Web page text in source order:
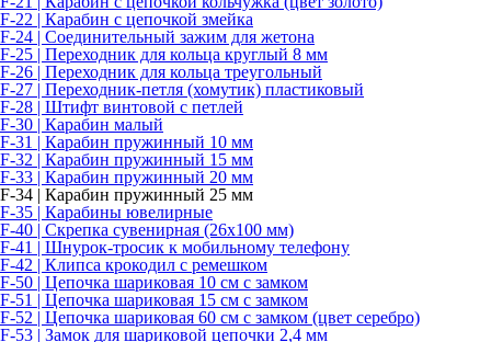
F-22 | Карабин с цепочкой змейка
F-24 | Соединительный зажим для жетона
F-25 | Переходник для кольца круглый 8 мм
F-26 | Переходник для кольца треугольный
F-27 | Переходник-петля (хомутик) пластиковый
F-28 | Штифт винтовой с петлей
F-30 | Карабин малый
F-31 | Карабин пружинный 10 мм
F-32 | Карабин пружинный 15 мм
F-33 | Карабин пружинный 20 мм
F-34 | Карабин пружинный 25 мм
F-35 | Карабины ювелирные
F-40 | Скрепка сувенирная (26х100 мм)
F-41 | Шнурок-тросик к мобильному телефону
F-42 | Клипса крокодил с ремешком
F-50 | Цепочка шариковая 10 см с замком
F-51 | Цепочка шариковая 15 см с замком
F-52 | Цепочка шариковая 60 см с замком (цвет серебро)
F-53 | Замок для шариковой цепочки 2,4 мм